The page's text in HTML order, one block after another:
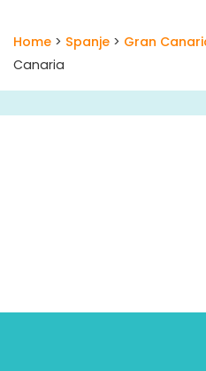
Home > Spanje > Gran
Canaria